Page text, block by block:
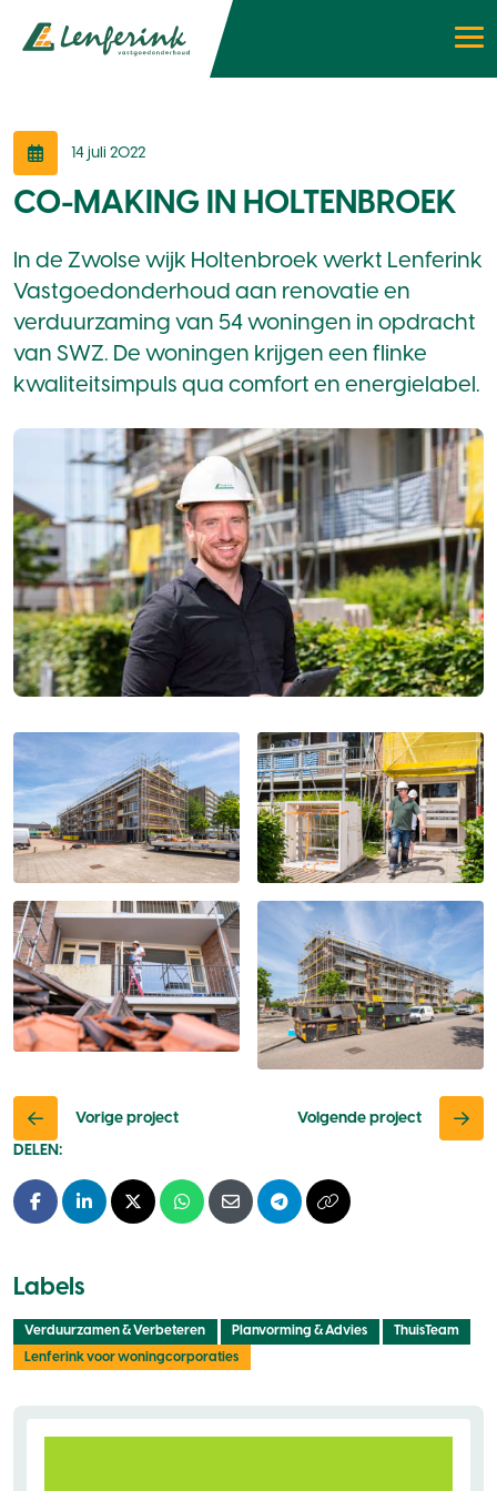
14 juli 2022
CO-MAKING IN HOLTENBROEK
In de Zwolse wijk Holtenbroek werkt Lenferink
Vastgoedonderhoud aan renovatie en
verduurzaming van 54 woningen in opdracht
van SWZ. De woningen krijgen een flinke
kwaliteitsimpuls qua comfort en energielabel.
Vorige project
Volgende project
DELEN:
Facebook
LinkedInX - TwitterWhatsapp
E-mailTelegramKopieer naar
Labels
Verduurzamen & Verbeteren Planvorming & Advies
ThuisTeam
Lenferink voor woningcorporaties